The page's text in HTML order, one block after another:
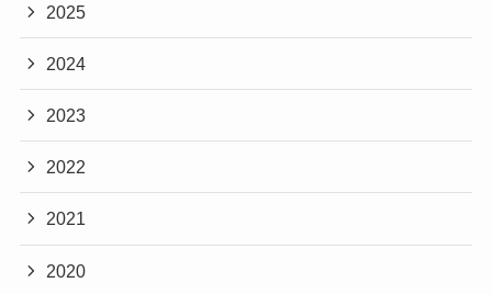
2025
2024
2023
2022
2021
2020